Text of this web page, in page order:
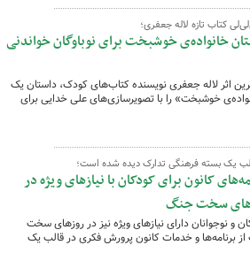
کتاب تازه لاله جعفری؛
خانواده‌ی خوشبخت برای نوباوگان خواندنی
اثر لاله جعفری نویسنده کتاب‌های کودک، داستان یک
خوشبخت» را با تصویرسازی‌های علی خدایی برای
یک بسته فرهنگی تدارک دیده شده است؛
کانون برای کودکان با نیازهای ویژه در
سخت جنگ
و نوجوانان دارای نیازهای ویژه نیز در روزهای سخت
برنامه‌ها و خدمات کانون پرورش فکری در قالب یک